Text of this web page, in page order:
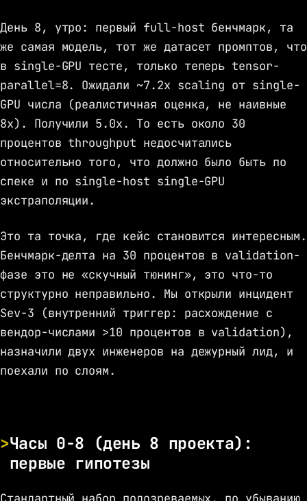
День 8, утро: первый full-host бенчмарк, та
же самая модель, тот же датасет промптов, что
в single-GPU тесте, только теперь tensor-
parallel=8. Ожидали ~7.2x scaling от single-
GPU числа (реалистичная оценка, не наивные
8x). Получили 5.0x. То есть около 30
процентов throughput недосчитались
относительно того, что должно было быть по
спеке и по single-host single-GPU
экстраполяции.
Это та точка, где кейс становится интересным.
Бенчмарк-делта на 30 процентов в validation-
фазе это не «скучный тюнинг», это что-то
структурно неправильно. Мы открыли инцидент
Sev-3 (внутренний триггер: расхождение с
вендор-числами >10 процентов в validation),
назначили двух инженеров на дежурный лид, и
поехали по слоям.
Часы 0-8 (день 8 проекта):
первые гипотезы